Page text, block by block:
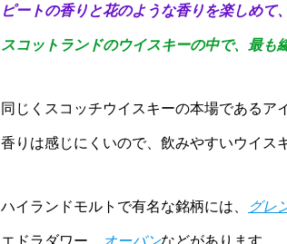
ピートの香りと花のような香りを楽しめて
スコットランドのウイスキーの中で、最も
同じくスコッチウイスキーの本場であるア
香りは感じにくいので、飲みやすいウイス
ハイランドモルトで有名な銘柄には、 グレ
エドラダワー、 オーバンなどがあります。